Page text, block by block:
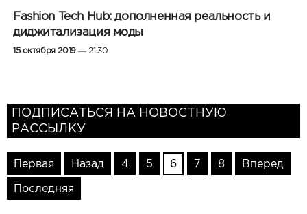
Fashion Tech Hub: дополненная реальность и
диджитализация моды
15 октября 2019— 21:30
ПОДПИСАТЬСЯ НА НОВОСТНУЮ
РАССЫЛКУ
Первая Назад 4 5 6 7 8
Вперед
Последняя